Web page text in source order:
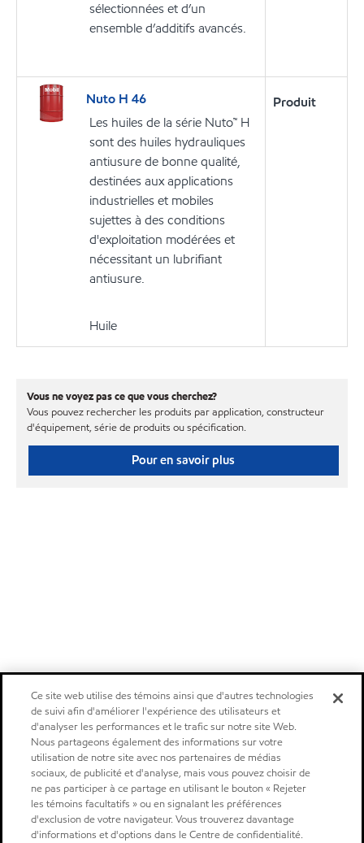
sélectionnées et d’un
ensemble d’additifs avancés.
Nuto H 46
Les huiles de la série Nuto™ H
sont des huiles hydrauliques
antiusure de bonne qualité,
destinées aux applications
industrielles et mobiles
sujettes à des conditions
d'exploitation modérées et
nécessitant un lubrifiant
antiusure.
Huile
Produit
Vous ne voyez pas ce que vous cherchez?
Vous pouvez rechercher les produits par application, constructeur
d'équipement, série de produits ou spécification.
Pour en savoir plus
Ce site web utilise des témoins ainsi que d'autres technologies
de suivi afin d'améliorer l'expérience des utilisateurs et
d'analyser les performances et le trafic sur notre site Web.
Nous partageons également des informations sur votre
utilisation de notre site avec nos partenaires de médias
sociaux, de publicité et d'analyse, mais vous pouvez choisir de
ne pas participer à ce partage en utilisant le bouton « Rejeter
les témoins facultatifs » ou en signalant les préférences
d'exclusion de votre navigateur. Vous trouverez davantage
d'informations et d'options dans le Centre de confidentialité.